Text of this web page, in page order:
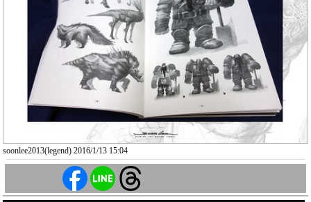
soonlee2013(legend) 2016/1/13 15:04